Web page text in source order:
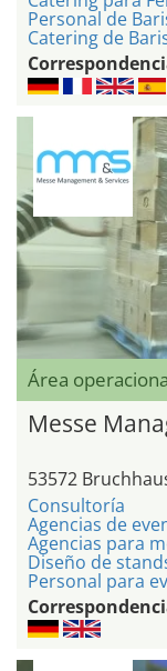
Personal de
Catering de
Área
Messe
53572
Consultoría
Agencias de
Agencias para
Diseño de
Personal para